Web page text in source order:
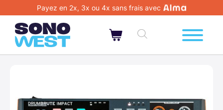
Payez en 2x, 3x ou 4x sans frais avec